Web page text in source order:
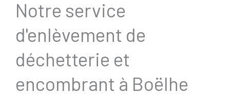
Notre service
d'enlèvement de
déchetterie et
encombrant à Boëlhe